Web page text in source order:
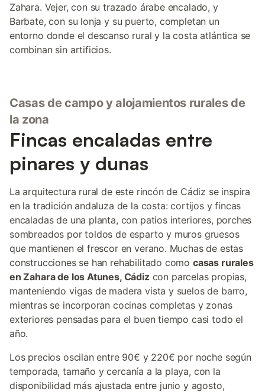
Zahara. Vejer, con su trazado árabe encalado, y
Barbate, con su lonja y su puerto, completan un
entorno donde el descanso rural y la costa atlántica se
combinan sin artificios.
Casas de campo y alojamientos rurales de
la zona
Fincas encaladas entre
pinares y dunas
La arquitectura rural de este rincón de Cádiz se inspira
en la tradición andaluza de la costa: cortijos y fincas
encaladas de una planta, con patios interiores, porches
sombreados por toldos de esparto y muros gruesos
que mantienen el frescor en verano. Muchas de estas
construcciones se han rehabilitado como casas rurales
en Zahara de los Atunes, Cádizcon parcelas propias,
manteniendo vigas de madera vista y suelos de barro,
mientras se incorporan cocinas completas y zonas
exteriores pensadas para el buen tiempo casi todo el
año.
Los precios oscilan entre 90€ y 220€ por noche según
temporada, tamaño y cercanía a la playa, con la
disponibilidad más ajustada entre junio y agosto,